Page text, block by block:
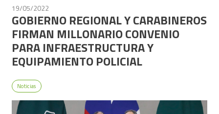
19/05/2022
GOBIERNO REGIONAL Y CARABINEROS
FIRMAN MILLONARIO CONVENIO
PARA INFRAESTRUCTURA Y
EQUIPAMIENTO POLICIAL
Noticias